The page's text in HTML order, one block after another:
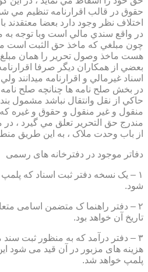
حقوق در قالب اقرارنامه تنظيم مي
اختلاف نظر وجود دارد بعضا معتقدند با
در واقع سندي مالي است وبا توجه به
چون مبلغي كه ماخذ حق الثبت است
هست ماخذ وصول تحرير را همان مبلغ
بعضي از همكاران ديگر صرفا
اسناد غيرمالي و اقرارنامه ميدانند
در بخش صلح نامه ها چنانچه صلح
حاكي از نقل وانتقال نباشد مشمول
منقول و غير منقول و حقوق و غيره
مندرج حق التحرير تعلق مي گيرد ، در
از باب وحدت ملاک ، به این طریق
دفاتر موجود در دفترخانه های رسمی
۱ – یک نسخه دفتر ثبت اسناد که
شود.
۲ – دفتر راهنما ک متضمن اسامی
تاریخ آن خواهد بود.
۳ – دفتر درآمد که به منظور ثبت
هزینه های مزبور در آن قید می شود
پلمپ خواهد شد.